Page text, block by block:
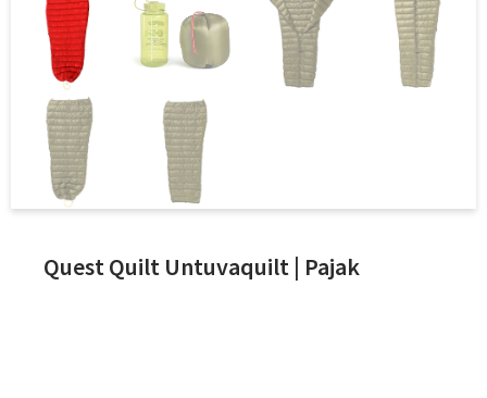
Quest Quilt Untuvaquilt | Pajak